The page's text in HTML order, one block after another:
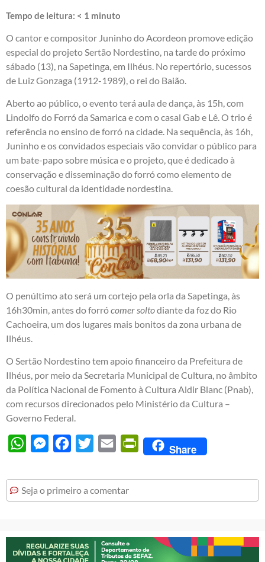
Tempo de leitura: < 1 minuto
O cantor e compositor Juninho do Acordeon promove edição
especial do projeto Sertão Nordestino, na tarde do próximo
sábado (13), na Sapetinga, em Ilhéus. No repertório, sucessos
de Luiz Gonzaga (1912-1989), o rei do Baião.
Aberto ao público, o evento terá aula de dança, às 15h, com
Lindolfo do Forró da Samarica e com o casal Gab e Lê. O trio é
referência no ensino de forró na cidade. Na sequência, às 16h,
Juninho e os convidados especiais vão convidar o público para
um bate-papo sobre música e o projeto, que é dedicado à
conservação e disseminação do forró como elemento de
coesão cultural da identidade nordestina.
O penúltimo ato será um cortejo pela orla da Sapetinga, às
16h30min, antes do forrócomer soltodiante da foz do Rio
Cachoeira, um dos lugares mais bonitos da zona urbana de
Ilhéus.
O Sertão Nordestino tem apoio financeiro da Prefeitura de
Ilhéus, por meio da Secretaria Municipal de Cultura, no âmbito
da Política Nacional de Fomento à Cultura Aldir Blanc (Pnab),
com recursos direcionados pelo Ministério da Cultura –
Governo Federal.
WhatsAppMessengerFacebook
Twitter Email PrintFriendly
Share
Seja o primeiro a comentar